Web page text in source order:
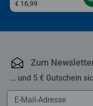
€ 16,99
Zum
... und 5 € Gutschein